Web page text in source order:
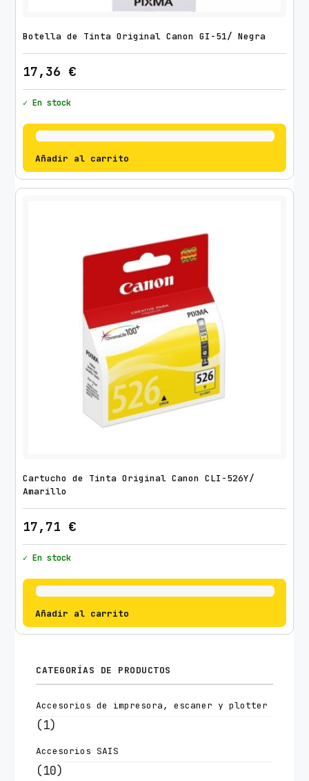
Botella de Tinta Original Canon GI-51/ Negra
17,36 €
✓ En stock
Añadir al carrito
Cartucho de Tinta Original Canon CLI-526Y/
Amarillo
17,71 €
✓ En stock
Añadir al carrito
CATEGORÍAS DE PRODUCTOS
Accesorios de impresora, escaner y plotter
(1)
Accesorios SAIS
(10)